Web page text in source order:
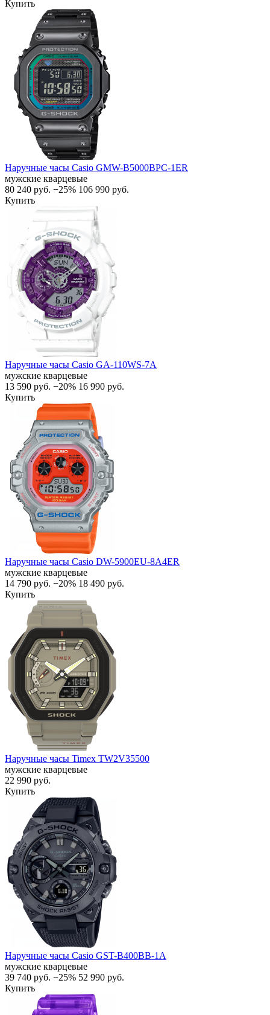
Купить
Наручные часы Casio GMW-B5000BPC-1ER
мужские кварцевые
80 240 руб. −25% 106 990 руб.
Купить
Наручные часы Casio GA-110WS-7A
мужские кварцевые
13 590 руб. −20% 16 990 руб.
Купить
Наручные часы Casio DW-5900EU-8A4ER
мужские кварцевые
14 790 руб. −20% 18 490 руб.
Купить
Наручные часы Timex TW2V35500
мужские кварцевые
22 990 руб.
Купить
Наручные часы Casio GST-B400BB-1A
мужские кварцевые
39 740 руб. −25% 52 990 руб.
Купить